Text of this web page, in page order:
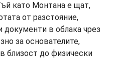
като Монтана е щат,
от разстояние,
документи в облака чрез
за основателите,
близост до физически